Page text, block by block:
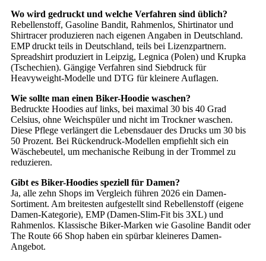
Wo wird gedruckt und welche Verfahren sind üblich?
Rebellenstoff, Gasoline Bandit, Rahmenlos, Shirtinator und
Shirtracer produzieren nach eigenen Angaben in Deutschland.
EMP druckt teils in Deutschland, teils bei Lizenzpartnern.
Spreadshirt produziert in Leipzig, Legnica (Polen) und Krupka
(Tschechien). Gängige Verfahren sind Siebdruck für
Heavyweight-Modelle und DTG für kleinere Auflagen.
Wie sollte man einen Biker-Hoodie waschen?
Bedruckte Hoodies auf links, bei maximal 30 bis 40 Grad
Celsius, ohne Weichspüler und nicht im Trockner waschen.
Diese Pflege verlängert die Lebensdauer des Drucks um 30 bis
50 Prozent. Bei Rückendruck-Modellen empfiehlt sich ein
Wäschebeutel, um mechanische Reibung in der Trommel zu
reduzieren.
Gibt es Biker-Hoodies speziell für Damen?
Ja, alle zehn Shops im Vergleich führen 2026 ein Damen-
Sortiment. Am breitesten aufgestellt sind Rebellenstoff (eigene
Damen-Kategorie), EMP (Damen-Slim-Fit bis 3XL) und
Rahmenlos. Klassische Biker-Marken wie Gasoline Bandit oder
The Route 66 Shop haben ein spürbar kleineres Damen-
Angebot.